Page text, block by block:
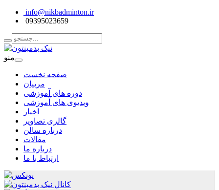
info@nikbadminton.ir
09395023659
منو
صفحه نخست
مربیان
دوره های آموزشی
ویدیوی های آموزشی
اخبار
گالری تصاویر
درباره سالن
مقالات
درباره ما
ارتباط با ما